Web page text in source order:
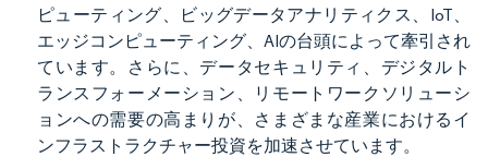
ピューティング、ビッグデータアナリティクス、IoT、
エッジコンピューティング、AIの台頭によって牽引され
ています。さらに、データセキュリティ、デジタルト
ランスフォーメーション、リモートワークソリューシ
ョンへの需要の高まりが、さまざまな産業におけるイ
ンフラストラクチャー投資を加速させています。